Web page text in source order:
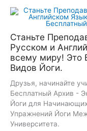
Перейти
Станьте
Русском и
всему миру! Это
Видов Йоги.
Друзья, начинайте
Бесплатный Архив -
Йоги для
Упражнений Йоги
Университета.